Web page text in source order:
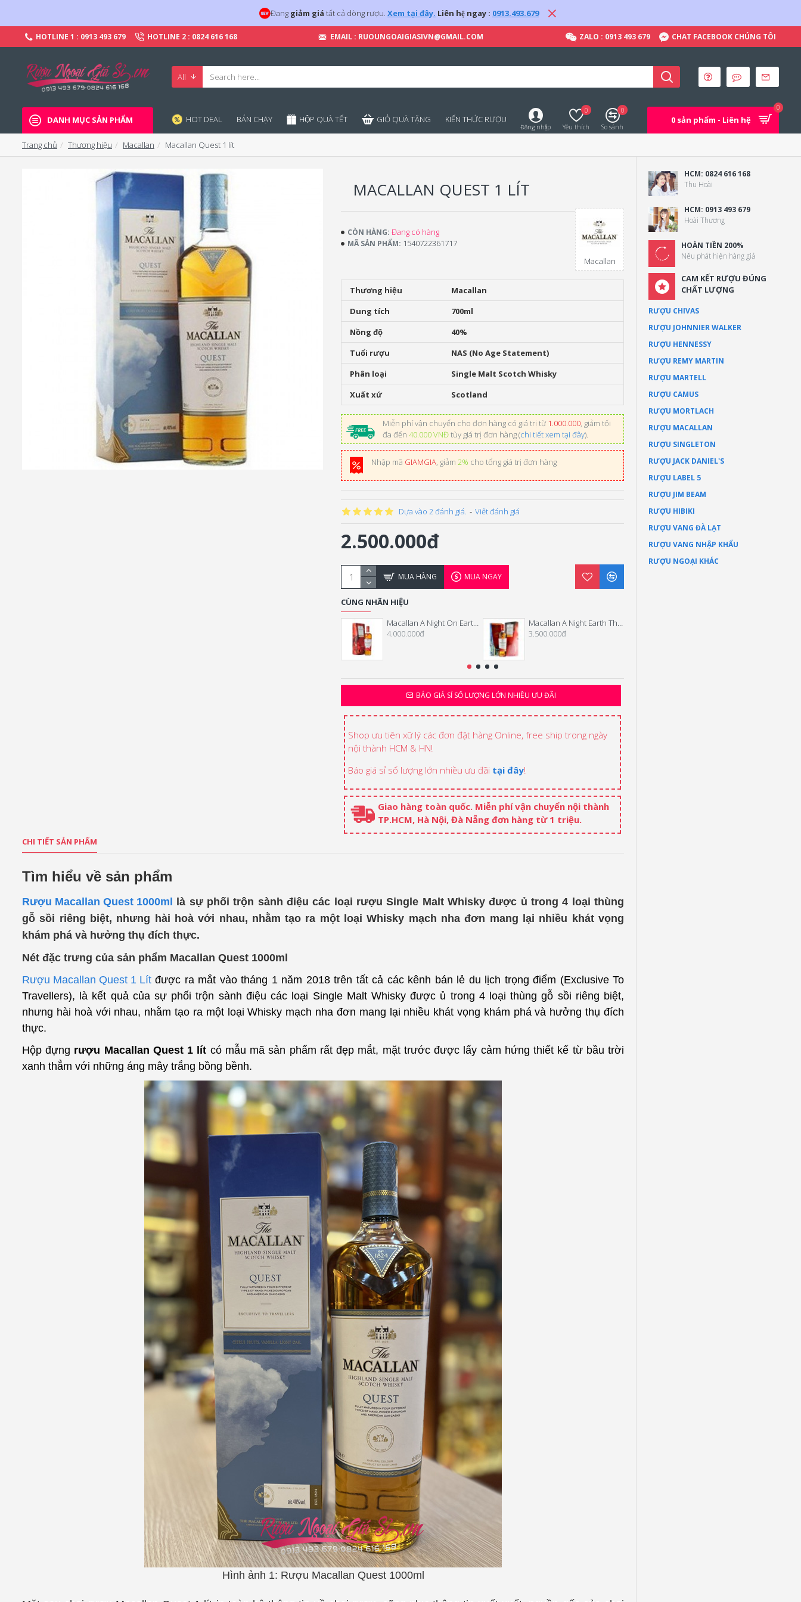
Đang giảm giá tất cả dòng rượu. Xem tại đây. Liên hệ ngay : 0913.493.679
HOTLINE 1 : 0913 493 679 HOTLINE 2 : 0824 616 168 EMAIL : RUOUNGOAIGIASIVN@GMAIL.COM ZALO : 0913 493 679 CHAT FACEBOOK CHÚNG TÔI
All
DANH MỤC SẢN PHẨM HOT DEAL BÁN CHẠY HỘP QUÀ TẾT GIỎ QUÀ TẶNG KIẾN THỨC RƯỢU
Đăng nhập Yêu thích
0
So sánh
0
0 sản phẩm - Liên hệ
0
Trang chủ Thương hiệu Macallan Macallan Quest 1 lít
MACALLAN QUEST 1 LÍT
Thương hiệu
Macallan
Dung tích
700ml
Nồng độ
40%
Tuổi rượu
NAS (No Age Statement)
Phân loại
Single Malt Scotch Whisky
Xuất xứ
Scotland
Miễn phí vận chuyển cho đơn hàng có giá trị từ 1.000.000, giảm tối
đa đến 40.000 VNĐtùy giá trị đơn hàng (chi tiết xem tại đây).
Nhập mã GIAMGIA, giảm 2% cho tổng giá trị đơn hàng
CÒN HÀNG: Đang có hàng
MÃ SẢN PHẨM: 1540722361717
Macallan
Dựa vào 2 đánh giá. - Viết đánh giá
2.500.000đ
MUA HÀNG MUA NGAY
BÁO GIÁ SỈ SỐ LƯỢNG LỚN NHIỀU ƯU ĐÃI
CÙNG NHÃN HIỆU
Macallan A Night On Earth The First Light - Tết 2026
4.000.000đ
Macallan A Night Earth The Journey
3.500.000đ
Shop ưu tiên xữ lý các đơn đặt hàng Online, free ship trong ngày
nội thành HCM & HN!
Báo giá sỉ số lượng lớn nhiều ưu đãi tại đây!
Giao hàng toàn quốc. Miễn phí vận chuyển nội thành
TP.HCM, Hà Nội, Đà Nẵng đơn hàng từ 1 triệu.
CHI TIẾT SẢN PHẨM
Tìm hiểu về sản phẩm
Rượu Macallan Quest 1000ml
là sự phối trộn sành điệu các loại rượu Single Malt Whisky được ủ trong 4 loại thùng
gỗ sồi riêng biệt, nhưng hài hoà với nhau, nhằm tạo ra một loại Whisky mạch nha đơn mang lại nhiều khát vọng
khám phá và hưởng thụ đích thực.
Nét đặc trưng của sản phẩm Macallan Quest 1000ml
Rượu Macallan Quest 1 Lít được ra mắt vào tháng 1 năm 2018 trên tất cả các kênh bán lẻ du lịch trọng điểm (Exclusive To
Travellers), là kết quả của sự phối trộn sành điệu các loại Single Malt Whisky được ủ trong 4 loại thùng gỗ sồi riêng biệt,
nhưng hài hoà với nhau, nhằm tạo ra một loại Whisky mạch nha đơn mang lại nhiều khát vọng khám phá và hưởng thụ đích
thực.
Hộp đựng rượu Macallan Quest 1 lít có mẫu mã sản phẩm rất đẹp mắt, mặt trước được lấy cảm hứng thiết kế từ bầu trời
xanh thẳm với những áng mây trắng bồng bềnh.
Hình ảnh 1: Rượu Macallan Quest 1000ml
HCM: 0824 616 168
Thu Hoài
HCM: 0913 493 679
Hoài Thương
HOÀN TIỀN 200%
Nếu phát hiện hàng giả
CAM KẾT RƯỢU ĐÚNG
CHẤT LƯỢNG
RƯỢU CHIVAS
RƯỢU JOHNNIER WALKER
RƯỢU HENNESSY
RƯỢU REMY MARTIN
RƯỢU MARTELL
RƯỢU CAMUS
RƯỢU MORTLACH
RƯỢU MACALLAN
RƯỢU SINGLETON
RƯỢU JACK DANIEL'S
RƯỢU LABEL 5
RƯỢU JIM BEAM
RƯỢU HIBIKI
RƯỢU VANG ĐÀ LẠT
RƯỢU VANG NHẬP KHẨU
RƯỢU NGOẠI KHÁC